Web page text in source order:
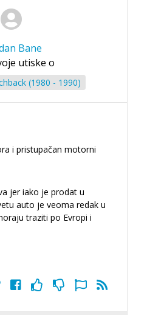
Bane
utiske o
(1980 - 1990)
i pristupačan motorni
jer iako je prodat u
auto je veoma redak u
traziti po Evropi i